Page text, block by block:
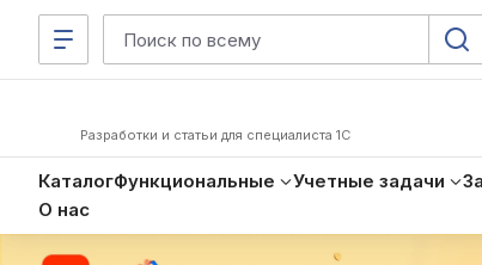
Разработки и статьи для специалиста 1С
КаталогФункциональные Учетные задачи
О нас